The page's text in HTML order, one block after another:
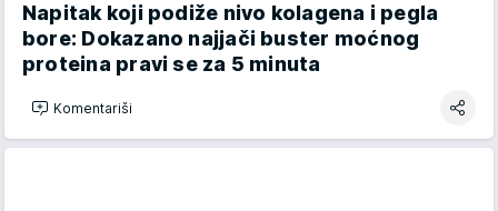
Napitak koji podiže nivo kolagena i pegla
bore: Dokazano najjači buster moćnog
proteina pravi se za 5 minuta
Komentariši